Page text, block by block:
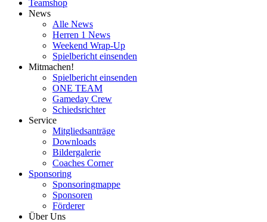
Teamshop
News
Alle News
Herren 1 News
Weekend Wrap-Up
Spielbericht einsenden
Mitmachen!
Spielbericht einsenden
ONE TEAM
Gameday Crew
Schiedsrichter
Service
Mitgliedsanträge
Downloads
Bildergalerie
Coaches Corner
Sponsoring
Sponsoringmappe
Sponsoren
Förderer
Über Uns